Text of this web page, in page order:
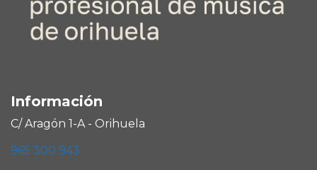
Información
C/ Aragón 1-A - Orihuela
965 300 943